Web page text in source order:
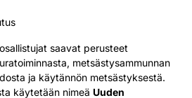
saavat perusteet
metsästysammunnan
ja käytännön metsästyksestä.
käytetään nimeä Uuden